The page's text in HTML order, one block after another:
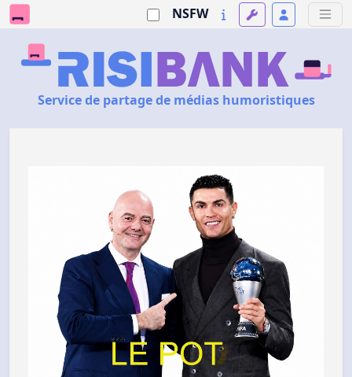
NSFW
Service de partage de médias humoristiques